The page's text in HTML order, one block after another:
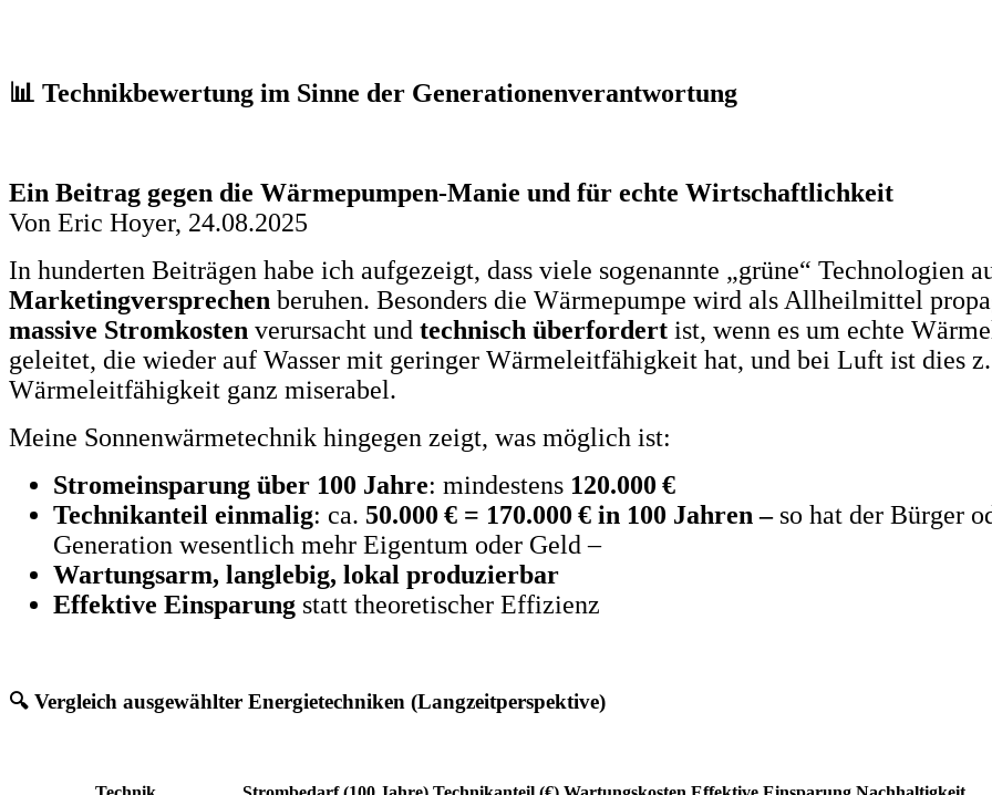
📊 Technikbewertung im Sinne der Generationenverantwortung
Ein Beitrag gegen die Wärmepumpen-Manie und für echte Wirtschaftlichkeit
Von Eric Hoyer, 24.08.2025
In hunderten Beiträgen habe ich aufgezeigt, dass viele sogenannte „grüne“ Technologien
Marketingversprechen beruhen. Besonders die Wärmepumpe wird als Allheilmittel
massive Stromkosten verursacht und technisch überfordert ist, wenn es um echte
geleitet, die wieder auf Wasser mit geringer Wärmeleitfähigkeit hat, und bei Luft ist dies
Wärmeleitfähigkeit ganz miserabel.
Meine Sonnenwärmetechnik hingegen zeigt, was möglich ist:
Stromeinsparung über 100 Jahre: mindestens 120.000 €
Technikanteil einmalig: ca. 50.000 € = 170.000 € in 100 Jahren –so hat der Bürger
Generation wesentlich mehr Eigentum oder Geld –
Wartungsarm, langlebig, lokal produzierbar
Effektive Einsparung statt theoretischer Effizienz
🔍 Vergleich ausgewählter Energietechniken (Langzeitperspektive)